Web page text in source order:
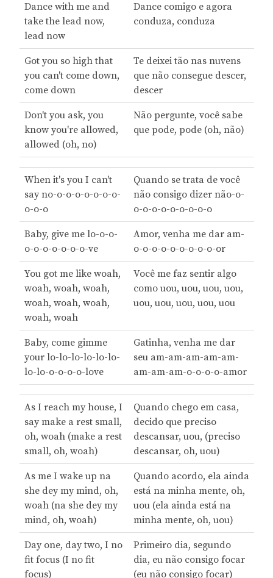
Dance with me and
take the lead now,
lead now
Dance comigo e agora
conduza, conduza
Got you so high that
you can't come down,
come down
Te deixei tão nas nuvens
que não consegue descer,
descer
Don't you ask, you
know you're allowed,
allowed (oh, no)
Não pergunte, você sabe
que pode, pode (oh, não)
When it's you I can't
say no-o-o-o-o-o-o-o-
o-o-o
Quando se trata de você
não consigo dizer não-o-
o-o-o-o-o-o-o-o-o
Baby, give me lo-o-o-
o-o-o-o-o-o-o-ve
Amor, venha me dar am-
o-o-o-o-o-o-o-o-o-or
You got me like woah,
woah, woah, woah,
woah, woah, woah,
woah, woah
Você me faz sentir algo
como uou, uou, uou, uou,
uou, uou, uou, uou, uou
Baby, come gimme
your lo-lo-lo-lo-lo-lo-
lo-lo-o-o-o-o-love
Gatinha, venha me dar
seu am-am-am-am-am-
am-am-am-o-o-o-o-amor
As I reach my house, I
say make a rest small,
oh, woah (make a rest
small, oh, woah)
Quando chego em casa,
decido que preciso
descansar, uou, (preciso
descansar, oh, uou)
As me I wake up na
she dey my mind, oh,
woah (na she dey my
mind, oh, woah)
Quando acordo, ela ainda
está na minha mente, oh,
uou (ela ainda está na
minha mente, oh, uou)
Day one, day two, I no
fit focus (I no fit
focus)
Primeiro dia, segundo
dia, eu não consigo focar
(eu não consigo focar)